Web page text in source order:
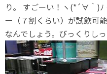
り。 すごーい！ヽ(*´∀｀)ﾉ
ー（７割くらい）が試飲可
なんでしょう。びっくりし